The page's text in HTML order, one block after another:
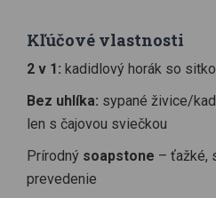
Kľúčové vlastnosti
2 v 1: kadidlový horák so
Bez uhlíka: sypané živice/
len s čajovou sviečkou
Prírodný soapstone – ťažké,
prevedenie